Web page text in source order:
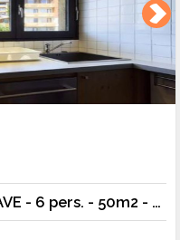
3 PIECES AU STYLE SCANDINAVE - 6 pers. - 50m2 - TV